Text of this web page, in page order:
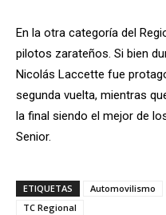
En la otra categoría del
pilotos zarateños. Si bien
Nicolás Laccette fue
segunda vuelta, mientras
la final siendo el mejor de
Senior.
ETIQUETAS Automovilismo
TC Regional